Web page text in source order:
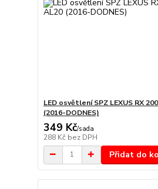
LED osvětlení SPZ LEXUS RX
(2016-DODNES)
349 Kč/sada
288 Kč bez DPH
Přidat do